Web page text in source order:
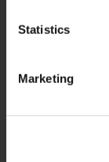
Statistics
Marketing